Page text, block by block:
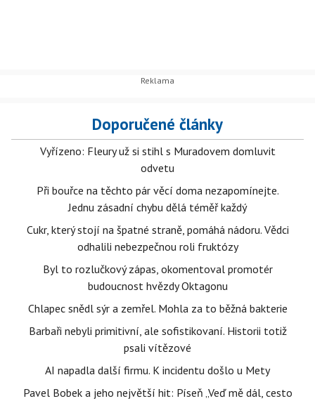
Doporučené články
Vyřízeno: Fleury už si stihl s Muradovem domluvit
odvetu
Při bouřce na těchto pár věcí doma nezapomínejte.
Jednu zásadní chybu dělá téměř každý
Cukr, který stojí na špatné straně, pomáhá nádoru. Vědci
odhalili nebezpečnou roli fruktózy
Byl to rozlučkový zápas, okomentoval promotér
budoucnost hvězdy Oktagonu
Chlapec snědl sýr a zemřel. Mohla za to běžná bakterie
Barbaři nebyli primitivní, ale sofistikovaní. Historii totiž
psali vítězové
AI napadla další firmu. K incidentu došlo u Mety
Pavel Bobek a jeho největší hit: Píseň „Veď mě dál, cesto